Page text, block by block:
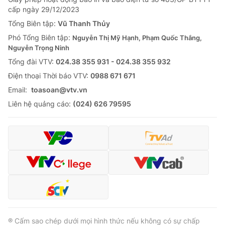
Sản phẩm
Thị trường
Tư vấn
Lịch phát sóng
Chuyên mục khác
Emagazine
Shorts video
VTV Thể thao
cấp ngày 29/12/2023
Tổng Biên tập: Vũ Thanh Thủy
Phó Tổng Biên tập: Nguyễn Thị Mỹ Hạnh, Phạm Quốc Thắng,
Nguyễn Trọng Ninh
Tổng đài VTV: 024.38 355 931 - 024.38 355 932
Ðiện thoại Thời báo VTV: 0988 671 671
Email: toasoan@vtv.vn
Liên hệ quảng cáo: (024) 626 79595
® Cấm sao chép dưới mọi hình thức nếu không có sự chấp